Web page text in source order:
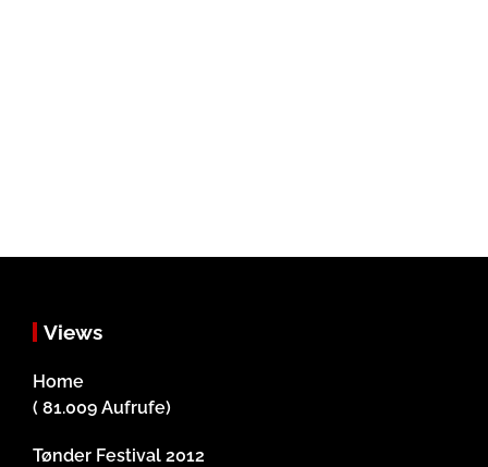
Views
Home
( 81.009 Aufrufe)
Tønder Festival 2012